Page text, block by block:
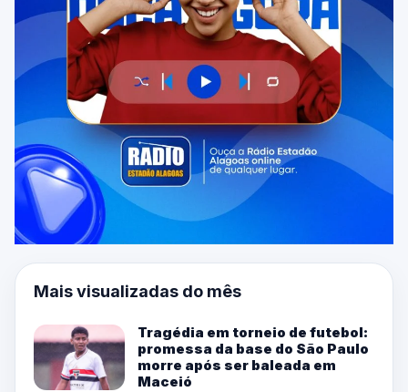
Mais visualizadas do mês
Tragédia em torneio de futebol:
promessa da base do São Paulo
morre após ser baleada em
Maceió